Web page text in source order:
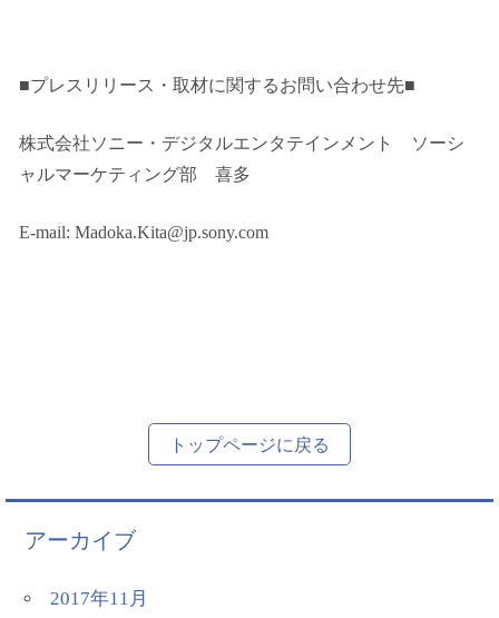
■プレスリリース・取材に関するお問い合わせ先■
株式会社ソニー・デジタルエンタテインメント ソーシ
ャルマーケティング部 喜多
E-mail: Madoka.Kita@jp.sony.com
トップページに戻る
アーカイブ
2017年11月